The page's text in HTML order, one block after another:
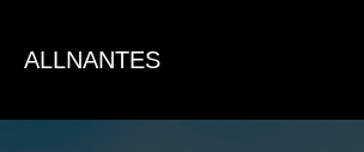
contenu
ALLNANTES